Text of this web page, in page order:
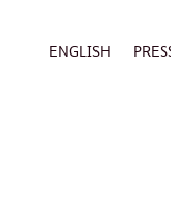
ENGLISH